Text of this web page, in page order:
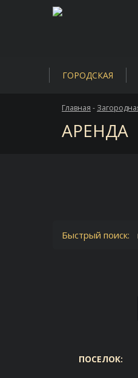
ГОРОДСКАЯ
Главная -
АРЕНДА
Быстрый поиск:
ПОСЕЛОК: